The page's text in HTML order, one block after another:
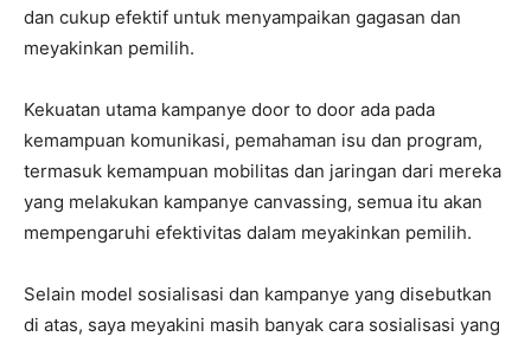
dan cukup efektif untuk menyampaikan gagasan dan
meyakinkan pemilih.
Kekuatan utama kampanye door to door ada pada
kemampuan komunikasi, pemahaman isu dan program,
termasuk kemampuan mobilitas dan jaringan dari mereka
yang melakukan kampanye canvassing, semua itu akan
mempengaruhi efektivitas dalam meyakinkan pemilih.
Selain model sosialisasi dan kampanye yang disebutkan
di atas, saya meyakini masih banyak cara sosialisasi yang